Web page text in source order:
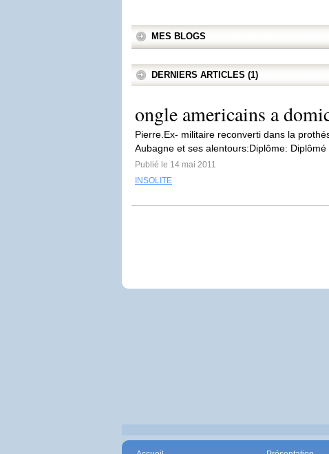
MES BLOGS
DERNIERS ARTICLES (1)
ongle americains a
Pierre.Ex- militaire reconverti dans la
Aubagne et ses alentours:Diplôme: Diplômé
Publié le 14 mai 2011
INSOLITE